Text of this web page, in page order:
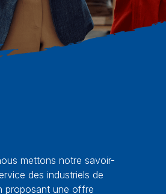
mettons notre savoir-
des industriels de
proposant une offre